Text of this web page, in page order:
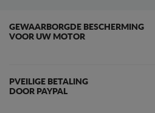
GEWAARBORGDE BESCHERMING
VOOR UW MOTOR
PVEILIGE BETALING
DOOR PAYPAL